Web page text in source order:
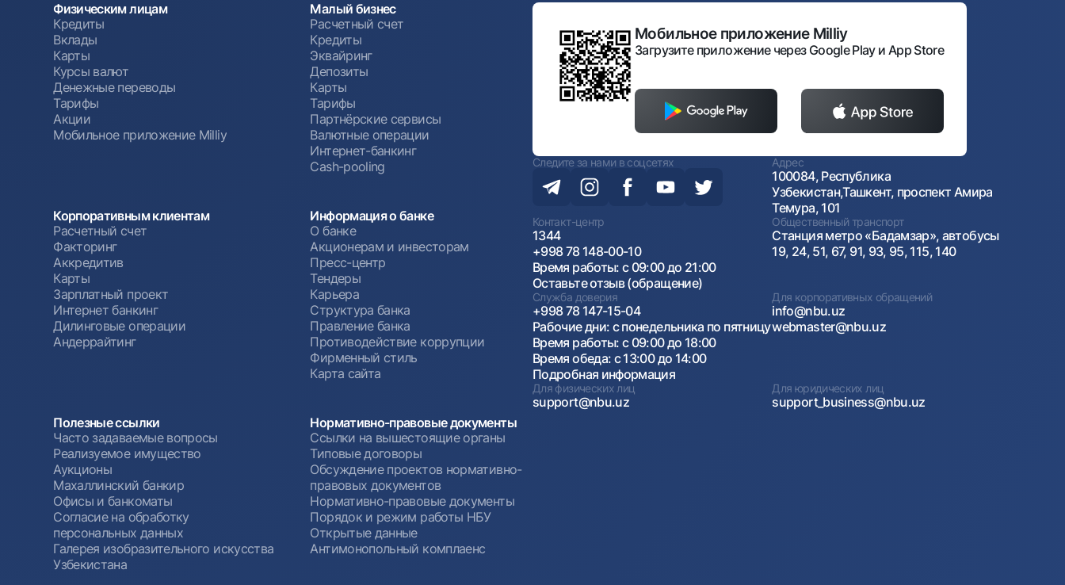
Физическим лицам
Кредиты
Вклады
Карты
Курсы валют
Денежные переводы
Тарифы
Акции
Мобильное приложение Milliy
Малый бизнес
Расчетный счет
Кредиты
Эквайринг
Депозиты
Карты
Тарифы
Партнёрские сервисы
Валютные операции
Интернет-банкинг
Cash-pooling
Корпоративным клиентам
Расчетный счет
Факторинг
Аккредитив
Карты
Зарплатный проект
Интернет банкинг
Дилинговые операции
Андеррайтинг
Информация о банке
О банке
Акционерам и инвесторам
Пресс-центр
Тендеры
Карьера
Структура банка
Правление банка
Противодействие коррупции
Фирменный стиль
Карта сайта
Полезные ссылки
Часто задаваемые вопросы
Реализуемое имущество
Аукционы
Махаллинский банкир
Офисы и банкоматы
Согласие на обработку
персональных данных
Галерея изобразительного искусства
Узбекистана
Нормативно-правовые документы
Ссылки на вышестоящие органы
Типовые договоры
Обсуждение проектов нормативно-
правовых документов
Нормативно-правовые документы
Порядок и режим работы НБУ
Открытые данные
Антимонопольный комплаенс
Мобильное приложение Milliy
Загрузите приложение через Google Play и App Store
Следите за нами в соцсетях Адрес
100084, Республика
Узбекистан,Ташкент, проспект Амира
Темура, 101
Контакт-центр
1344
+998 78 148-00-10
Время работы: с 09:00 до 21:00
Оставьте отзыв (обращение)
Общественный транспорт
Станция метро «Бадамзар», автобусы
19, 24, 51, 67, 91, 93, 95, 115, 140
Служба доверия
+998 78 147-15-04
Рабочие дни: с понедельника по пятницу
Время работы: с 09:00 до 18:00
Время обеда: с 13:00 до 14:00
Подробная информация
Для корпоративных обращений
info@nbu.uz
webmaster@nbu.uz
Для физических лиц
support@nbu.uz
Для юридических лиц
support_business@nbu.uz